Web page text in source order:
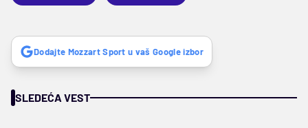
Dodajte Mozzart Sport u vaš Google izbor
SLEDEĆA VEST